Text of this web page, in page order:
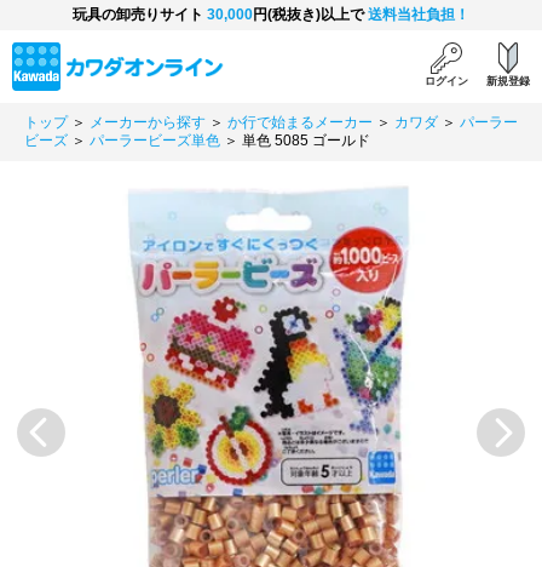
玩具の卸売りサイト 30,000円(税抜き)以上で送料当社負担！
ログイン 新規登録
トップ ＞ メーカーから探す ＞ か行で始まるメーカー ＞ カワダ ＞ パーラー
ビーズ ＞ パーラービーズ単色 ＞ 単色 5085 ゴールド